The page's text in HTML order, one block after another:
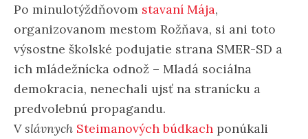
Po minulotýždňovom stavaní Mája,
organizovanom mestom Rožňava, si ani toto
výsostne školské podujatie strana SMER-SD a
ich mládežnícka odnož – Mladá sociálna
demokracia, nenechali ujsť na stranícku a
predvolebnú propagandu.
Vslávnych Steimanových búdkach ponúkali